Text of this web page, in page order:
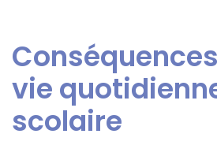
vie
scolaire